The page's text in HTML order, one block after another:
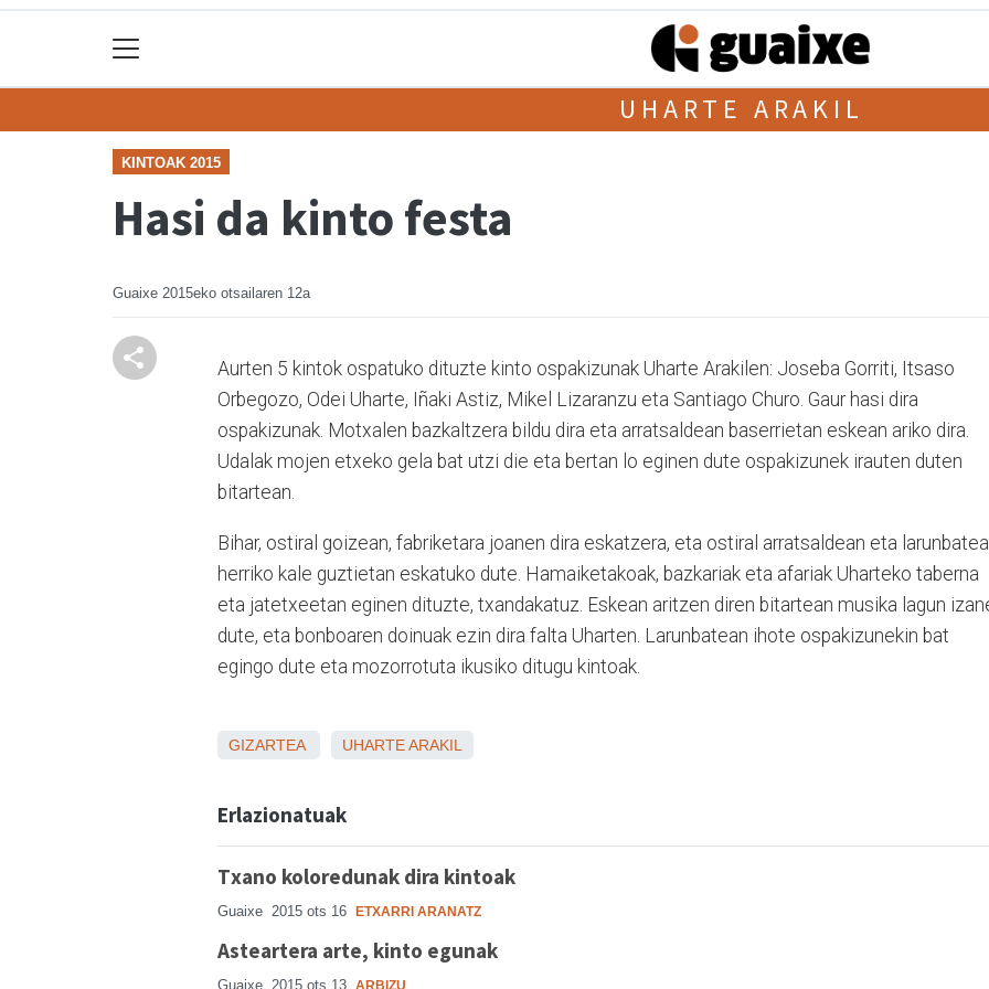
UHARTE ARAKIL
KINTOAK 2015
Hasi da kinto festa
Guaixe 2015eko otsailaren 12a
Aurten 5 kintok ospatuko dituzte kinto ospakizunak Uharte Arakilen: Joseba Gorriti, Itsaso
Orbegozo, Odei Uharte, Iñaki Astiz, Mikel Lizaranzu eta Santiago Churo. Gaur hasi dira
ospakizunak. Motxalen bazkaltzera bildu dira eta arratsaldean baserrietan eskean ariko dira.
Udalak mojen etxeko gela bat utzi die eta bertan lo eginen dute ospakizunek irauten duten
bitartean.
Bihar, ostiral goizean, fabriketara joanen dira eskatzera, eta ostiral arratsaldean eta
herriko kale guztietan eskatuko dute. Hamaiketakoak, bazkariak eta afariak Uharteko taberna
eta jatetxeetan eginen dituzte, txandakatuz. Eskean aritzen diren bitartean musika lagun
dute, eta bonboaren doinuak ezin dira falta Uharten. Larunbatean ihote ospakizunekin bat
egingo dute eta mozorrotuta ikusiko ditugu kintoak.
GIZARTEA UHARTE ARAKIL
Erlazionatuak
Txano koloredunak dira kintoak
Guaixe 2015 ots 16 ETXARRI ARANATZ
Asteartera arte, kinto egunak
Guaixe 2015 ots 13